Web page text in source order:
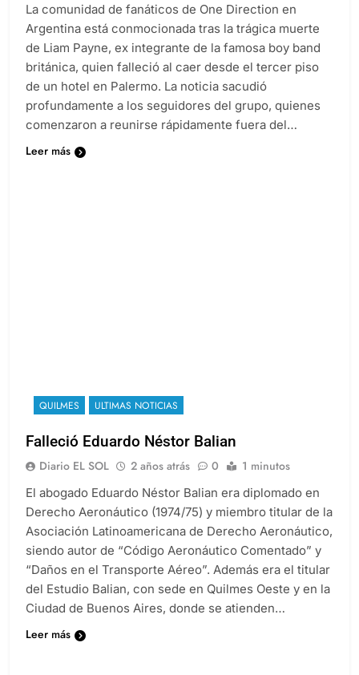
La comunidad de fanáticos de One Direction en
Argentina está conmocionada tras la trágica muerte
de Liam Payne, ex integrante de la famosa boy band
británica, quien falleció al caer desde el tercer piso
de un hotel en Palermo. La noticia sacudió
profundamente a los seguidores del grupo, quienes
comenzaron a reunirse rápidamente fuera del…
Leer más
QUILMES ULTIMAS NOTICIAS
Falleció Eduardo Néstor Balian
Diario EL SOL 2 años atrás 0 1 minutos
El abogado Eduardo Néstor Balian era diplomado en
Derecho Aeronáutico (1974/75) y miembro titular de la
Asociación Latinoamericana de Derecho Aeronáutico,
siendo autor de “Código Aeronáutico Comentado” y
“Daños en el Transporte Aéreo”. Además era el titular
del Estudio Balian, con sede en Quilmes Oeste y en la
Ciudad de Buenos Aires, donde se atienden…
Leer más